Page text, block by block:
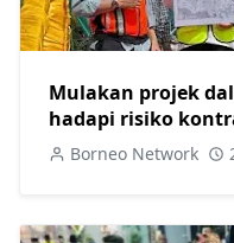
Mulakan projek
hadapi risiko
Borneo Network